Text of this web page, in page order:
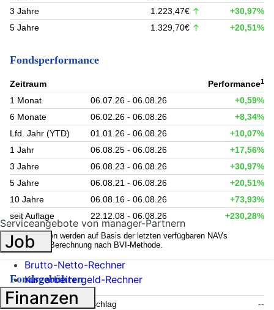
3 Jahre
1.223,47€
+30,97%
5 Jahre
1.329,70€ +20,51%
Fondsperformance
Zeitraum Performance1
1 Monat 06.07.26 - 06.08.26
+0,59%
6 Monate
06.02.26 - 06.08.26
+8,34%
Lfd. Jahr (YTD)
01.01.26 - 06.08.26
+10,07%
1 Jahr
06.08.25 - 06.08.26
+17,56%
3 Jahre
06.08.23 - 06.08.26
+30,97%
5 Jahre
06.08.21 - 06.08.26
+20,51%
10 Jahre
06.08.16 - 06.08.26
+73,93%
seit Auflage
22.12.08 - 06.08.26 +230,28%
1
Kennzahlen werden auf Basis der letzten verfügbaren NAVs
berechnet. Berechnung nach BVI-Methode.
Fondsgebühren
Aktueller Ausgabeaufschlag
--
Serviceangebote von manager-Partnern
Job
Brutto-Netto-Rechner
Kurzarbeitergeld-Rechner
Finanzen